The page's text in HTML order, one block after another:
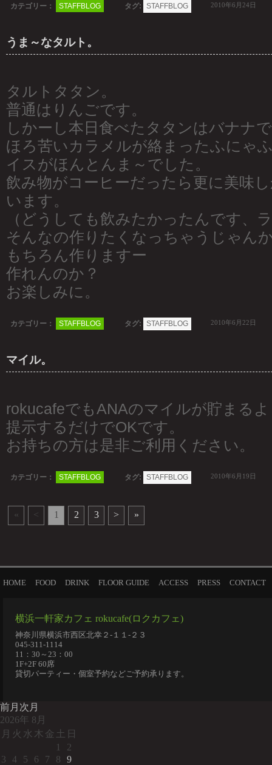
カテゴリー： STAFFBLOG タグ: STAFFBLOG 2010年6月24日
うま～なタルト。
タルトタタン。
普通はりんごです。
しかーし本日食べたタタンはバナ
ほろ苦いカラメルが絡まったふにゃ
イスがほんとんま～でした。
飲み物がコーヒーだったら更に美味
います。
（どうしても飲みたかったんです、
そんなの作りたくなっちゃうじゃん
もちろん作りますー
作れんのか？
お楽しみに。
カテゴリー： STAFFBLOG タグ: STAFFBLOG 2010年6月22日
マイル。
rokucafeでもANAのマイルが貯まる
提示するだけでOKです。
お持ちの方は是非ご利用ください。
カテゴリー： STAFFBLOG タグ: STAFFBLOG 2010年6月19日
« < 1 2 3 > »
HOME FOOD DRINK FLOOR GUIDE ACCESS PRESS CONTACT
横浜一軒家カフェ rokucafe(ロクカフェ)
神奈川県横浜市西区北幸２-１１-２３
045-311-1114
11：30～23：00
1F+2F 60席
貸切パーティー・個室予約などご予約承ります。
前月 次月
2026年 8月
月 火 水 木 金 土 日
1
2
3
4 5 6 7 8
9